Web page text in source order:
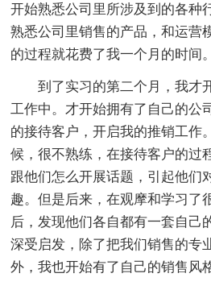
开始熟悉公司里所涉及到的各种
熟悉公司里销售的产品，和运营
的过程就花费了我一个月的时间。
到了实习的第二个月，我才
工作中。才开始拥有了自己的公
的接待客户，开启我的推销工作
候，很不熟练，在接待客户的过
跟他们怎么开展话题，引起他们
趣。但是后来，在观摩和学习了
后，发现他们各自都有一套自己
深受启发，除了把我们销售的专
外，我也开始有了自己的销售风